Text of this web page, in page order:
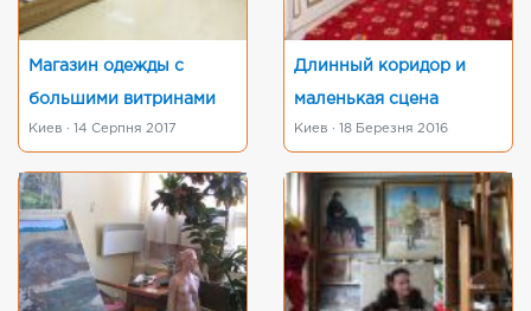
Магазин одежды с
большими витринами
Киев · 14 Серпня 2017
Длинный коридор и
маленькая сцена
Киев · 18 Березня 2016